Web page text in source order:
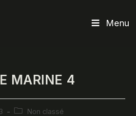
Menu
MARINE 4
PostNon classé